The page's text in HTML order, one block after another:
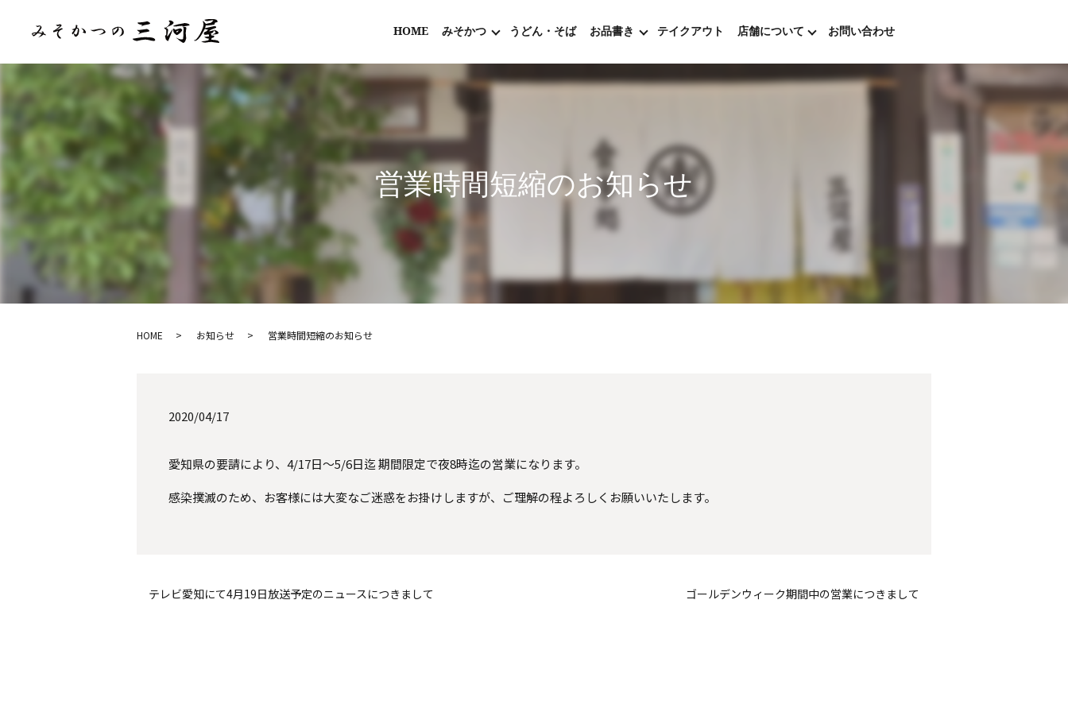
HOME みそかつ うどん・そば お品書き テイクアウト 店舗について お問い合わせ
営業時間短縮のお知らせ
HOME お知らせ 営業時間短縮のお知らせ
2020/04/17
愛知県の要請により、4/17日〜5/6日迄 期間限定で夜8時迄の営業になります。
感染撲滅のため、お客様には大変なご迷惑をお掛けしますが、ご理解の程よろしくお願いいたします。
テレビ愛知にて4月19日放送予定のニュースにつきまして ゴールデンウィーク期間中の営業につきまして